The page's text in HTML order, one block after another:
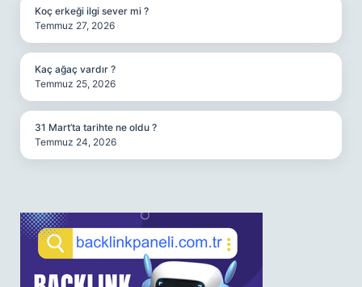
Koç erkeği ilgi sever mi ?
Temmuz 27, 2026
Kaç ağaç vardır ?
Temmuz 25, 2026
31 Mart’ta tarihte ne oldu ?
Temmuz 24, 2026